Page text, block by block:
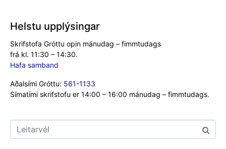
Helstu upplýsingar
Skrifstofa Gróttu opin mánudag – fimmtudags
frá kl. 11:30 – 14:30.
Hafa samband
Aðalsími Gróttu: 561-1133
Símatími skrifstofu er 14:00 – 16:00 mánudag – fimmtudags.